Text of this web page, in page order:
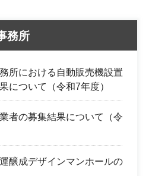
務所
所における自動販売機設置
について（令和7年度）
者の募集結果について（令
醸成デザインマンホールの